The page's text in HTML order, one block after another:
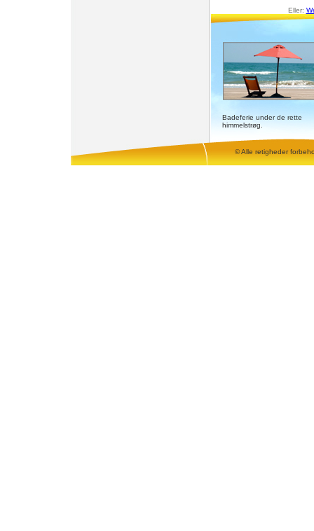
Eller:
Badeferie under de rette
himmelstrøg.
© Alle retigheder